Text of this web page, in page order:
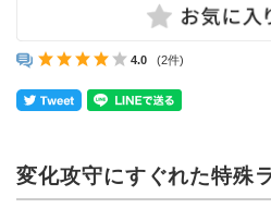
4.0 (2件)
変化攻守にすぐれた特殊